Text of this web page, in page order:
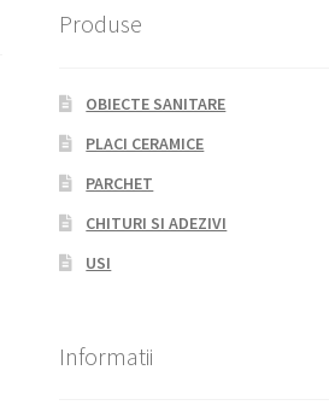
Produse
OBIECTE SANITARE
PLACI CERAMICE
PARCHET
CHITURI SI ADEZIVI
USI
Informatii